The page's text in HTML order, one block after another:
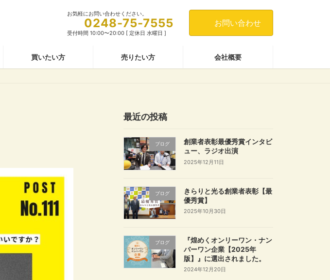
お気軽にお問い合わせください。
0248-75-7555
受付時間 10:00〜20:00 [ 定休日 水曜日 ]
お問い合わせ
買いたい方 売りたい方 会社概要
最近の投稿
ブログ
創業者表彰最優秀賞インタビ
ュー、ラジオ出演
2025年12月11日
ブログ
きらりと光る創業者表彰【最
優秀賞】
2025年10月30日
ブログ
『煌めくオンリーワン・ナン
バーワン企業【2025年
版】』に選出されました。
2024年12月20日